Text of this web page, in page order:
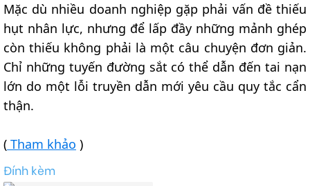
Mặc dù nhiều doanh nghiệp gặp phải vấn đề thiếu
hụt nhân lực, nhưng để lấp đầy những mảnh ghép
còn thiếu không phải là một câu chuyện đơn giản.
Chỉ những tuyến đường sắt có thể dẫn đến tai nạn
lớn do một lỗi truyền dẫn mới yêu cầu quy tắc cẩn
thận.
( Tham khảo )
Đính kèm